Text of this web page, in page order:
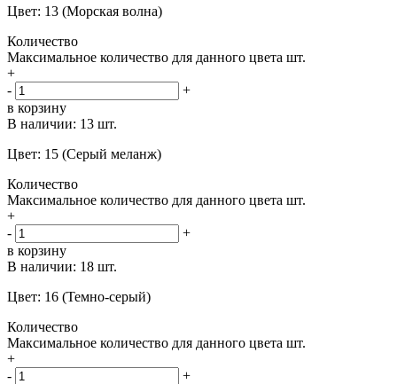
Цвет: 13 (Морская волна)
Количество
Максимальное количество для данного цвета шт.
+
-
+
в корзину
В наличии: 13 шт.
Цвет: 15 (Серый меланж)
Количество
Максимальное количество для данного цвета шт.
+
-
+
в корзину
В наличии: 18 шт.
Цвет: 16 (Темно-серый)
Количество
Максимальное количество для данного цвета шт.
+
-
+